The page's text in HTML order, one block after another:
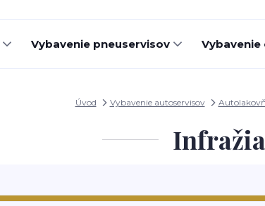
Vybavenie pneuservisov Vybavenie
Úvod Vybavenie autoservisov